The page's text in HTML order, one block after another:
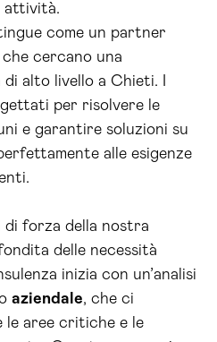
attività.
come un partner
cercano una
alto livello a Chieti. I
per risolvere le
e garantire soluzioni su
alle esigenze
forza della nostra
delle necessità
inizia con un’analisi
aziendale, che ci
le aree critiche e le